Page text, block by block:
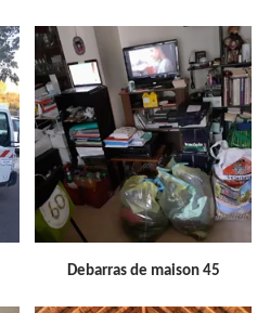
Debarras de maison 45